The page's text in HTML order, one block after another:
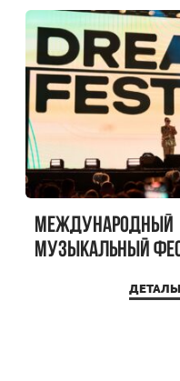
Международный
музыкальный